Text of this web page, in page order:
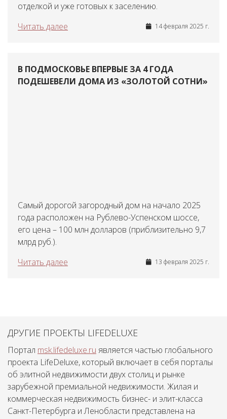
отделкой и уже готовых к заселению.
Читать далее
14 февраля 2025 г.
В ПОДМОСКОВЬЕ ВПЕРВЫЕ ЗА 4 ГОДА
ПОДЕШЕВЕЛИ ДОМА ИЗ «ЗОЛОТОЙ СОТНИ»
Самый дорогой загородный дом на начало 2025
года расположен на Рублево-Успенском шоссе,
его цена – 100 млн долларов (приблизительно 9,7
млрд руб.).
Читать далее
13 февраля 2025 г.
ДРУГИЕ ПРОЕКТЫ LIFEDELUXE
Портал msk.lifedeluxe.ru является частью глобального
проекта LifeDeluxe, который включает в себя порталы
об элитной недвижимости двух столиц и рынке
зарубежной премиальной недвижимости. Жилая и
коммерческая недвижимость бизнес- и элит-класса
Санкт-Петербурга и Ленобласти представлена на